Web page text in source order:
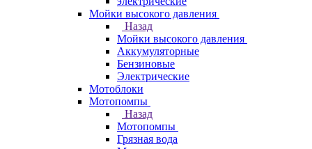
Мойки высокого давления
Назад
Мойки высокого давления
Аккумуляторные
Бензиновые
Электрические
Мотоблоки
Мотопомпы
Назад
Мотопомпы
Грязная вода